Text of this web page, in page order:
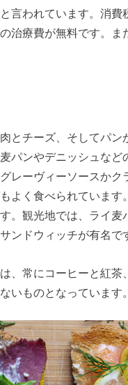
言われています。消費
治療費が無料です。ま
とチーズ、そしてパ
パンやデニッシュな
レーヴィーソースか
よく食べられていま
。観光地では、ライ
ンドウィッチが有名で
、常にコーヒーと紅茶
いものとなっています。